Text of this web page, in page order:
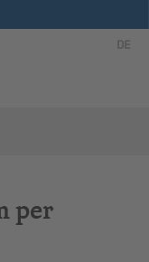
DE
per